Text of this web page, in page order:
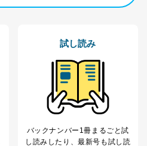
試し読み
バックナンバー1冊まるごと試
し読み したり、最新号も試し読